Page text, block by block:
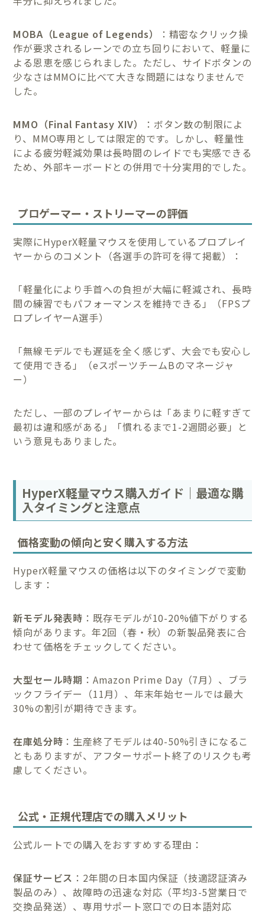
MOBA（League of Legends）
：精密なクリック操
作が要求されるレーンでの立ち回りにおいて、軽量に
よる恩恵を感じられました。ただし、サイドボタンの
少なさはMMOに比べて大きな問題にはなりませんで
した。
MMO（Final Fantasy XIV）
：ボタン数の制限によ
り、MMO専用としては限定的です。しかし、軽量性
による疲労軽減効果は長時間のレイドでも実感できる
ため、外部キーボードとの併用で十分実用的でした。
プロゲーマー・ストリーマーの評価
実際にHyperX軽量マウスを使用しているプロプレイ
ヤーからのコメント（各選手の許可を得て掲載）：
「軽量化により手首への負担が大幅に軽減され、長時
間の練習でもパフォーマンスを維持できる」（FPSプ
ロプレイヤーA選手）
「無線モデルでも遅延を全く感じず、大会でも安心し
て使用できる」（eスポーツチームBのマネージャ
ー）
ただし、一部のプレイヤーからは「あまりに軽すぎて
最初は違和感がある」「慣れるまで1-2週間必要」と
いう意見もありました。
HyperX軽量マウス購入ガイド｜最適な購
入タイミングと注意点
価格変動の傾向と安く購入する方法
HyperX軽量マウスの価格は以下のタイミングで変動
します：
新モデル発表時 ：既存モデルが10-20%値下がりする
傾向があります。年2回（春・秋）の新製品発表に合
わせて価格をチェックしてください。
大型セール時期 ：Amazon Prime Day（7月）、ブラ
ックフライデー（11月）、年末年始セールでは最大
30%の割引が期待できます。
在庫処分時 ：生産終了モデルは40-50%引きになるこ
ともありますが、アフターサポート終了のリスクも考
慮してください。
公式・正規代理店での購入メリット
公式ルートでの購入をおすすめする理由：
保証サービス ：2年間の日本国内保証（技適認証済み
製品のみ）、故障時の迅速な対応（平均3-5営業日で
交換品発送）、専用サポート窓口での日本語対応